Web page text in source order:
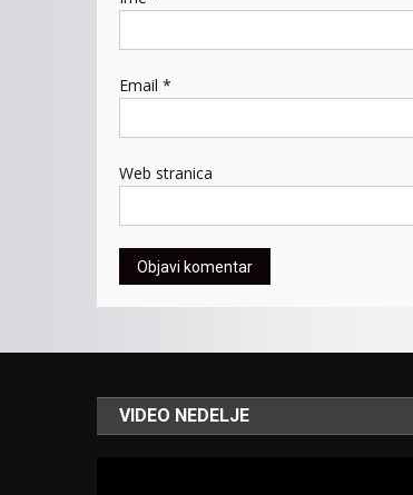
Email *
Web stranica
VIDEO NEDELJE